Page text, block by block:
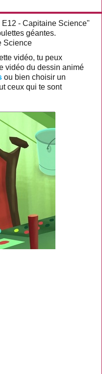
- Capitaine Science"
géantes.
Science
vidéo, tu peux
vidéo du dessin animé
ou bien choisir un
ceux qui te sont